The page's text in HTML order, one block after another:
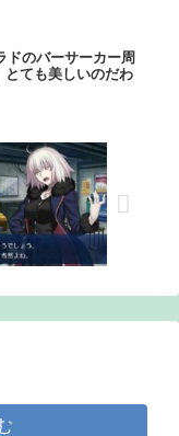
ドのバーサーカー周
とても美しいのだわ